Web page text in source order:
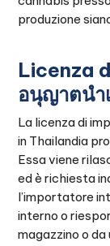
produzione
Licenza
อนุญาตนำ
La licenza di
in Thailandia
Essa viene
ed è richiesta
l’importatore
interno o
magazzino o